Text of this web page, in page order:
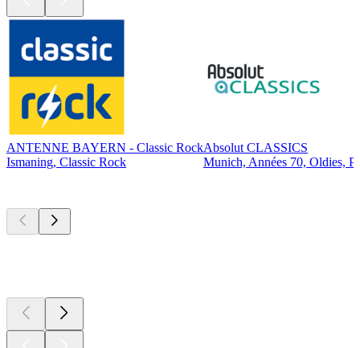
ANTENNE BAYERN - Classic Rock
Ismaning, Classic Rock
Absolut CLASSICS
Munich, Années 70, Oldies,